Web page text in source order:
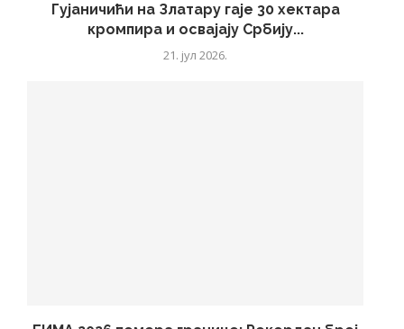
Гујаничићи на Златару гаје 30 хектара
кромпира и освајају Србију...
21. јул 2026.